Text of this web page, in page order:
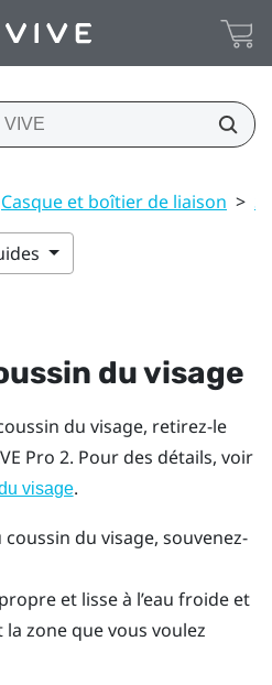
Casque et boîtier de liaison >
du visage
du visage, retirez-le
Pro 2. Pour des détails, voir
visage.
du visage, souvenez-
et lisse à l’eau froide et
zone que vous voulez